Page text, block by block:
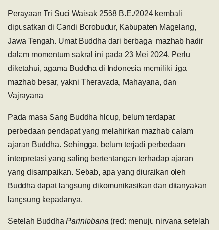
Perayaan Tri Suci Waisak 2568 B.E./2024 kembali
dipusatkan di Candi Borobudur, Kabupaten Magelang,
Jawa Tengah. Umat Buddha dari berbagai mazhab hadir
dalam momentum sakral ini pada 23 Mei 2024. Perlu
diketahui, agama Buddha di Indonesia memiliki tiga
mazhab besar, yakni Theravada, Mahayana, dan
Vajrayana.
Pada masa Sang Buddha hidup, belum terdapat
perbedaan pendapat yang melahirkan mazhab dalam
ajaran Buddha. Sehingga, belum terjadi perbedaan
interpretasi yang saling bertentangan terhadap ajaran
yang disampaikan. Sebab, apa yang diuraikan oleh
Buddha dapat langsung dikomunikasikan dan ditanyakan
langsung kepadanya.
Setelah Buddha Parinibbana (red: menuju nirvana setelah